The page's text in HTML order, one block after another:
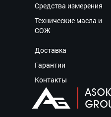
Средства измерения
Технические масла и
СОЖ
Доставка
Гарантии
Контакты